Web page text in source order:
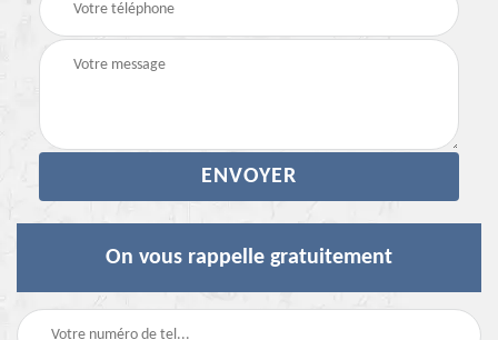
On vous rappelle gratuitement